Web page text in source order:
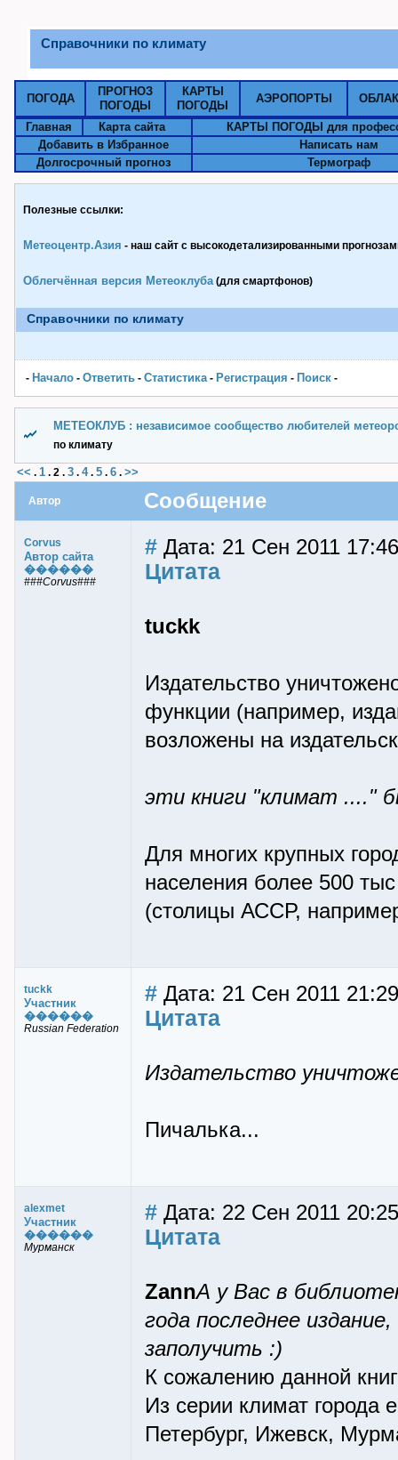
Cправочники по климату
ПОГОДА
ПРОГНОЗ
ПОГОДЫ
КАРТЫ
ПОГОДЫ
АЭРОПОРТЫ
Главная Карта сайта
КАРТЫ ПОГОДЫ для
Добавить в Избранное
Написать нам
Долгосрочный прогноз
Термограф
Полезные ссылки:
Метеоцентр.Азия - наш сайт с высокодетализированными
Облегчённая версия Метеоклуба(для смартфонов)
Cправочники по климату
- Начало - Ответить - Статистика- Pегистрация - Поиск -
МЕТЕОКЛУБ : независимое сообщество любителей
по климату
<< . 1 . 2 . 3 . 4. 5 . 6 . >>
Автор Сообщение
Corvus
Автор сайта
������
###Corvus###
# Дата: 21 Сен 2011
Цитата
tuckk
Издательство
функции (например,
возложены на
эти книги "климат ...."
Для многих крупных
населения более 500
(столицы АССР,
tuckk
Участник
������
Russian Federation
# Дата: 21 Сен 2011 21:29
Цитата
Издательство
Пичалька...
alexmet
Участник
������
Мурманск
# Дата: 22 Сен 2011 20:25
Цитата
ZannА у Вас в
года последнее
заполучить :)
К сожалению данной
Из серии климат города
Петербург, Ижевск,